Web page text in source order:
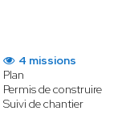
4 missions
Plan
Permis de construire
Suivi de chantier